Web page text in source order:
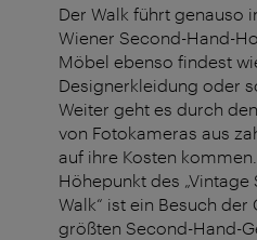
Der Walk führt genauso
Wiener Second-Hand-
Möbel ebenso findest
Designerkleidung oder
Weiter geht es durch
von Fotokameras aus
auf ihre Kosten
Höhepunkt des
Walk“ ist ein Besuch
größten Second-Hand-